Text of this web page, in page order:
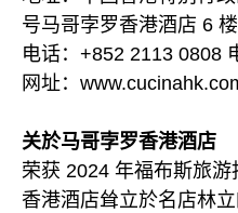
号马哥孛罗香港酒店 6 楼
电话：+852 2113 0808
网址：
关於马哥孛罗香港酒店
荣获 2024 年福布斯旅
香港酒店耸立於名店林